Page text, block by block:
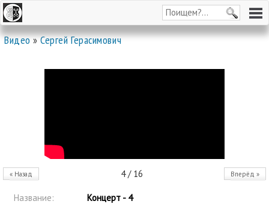
Видео»Сергей Герасимович
« Назад 4 / 16 Вперёд »
Название:
Концерт - 4